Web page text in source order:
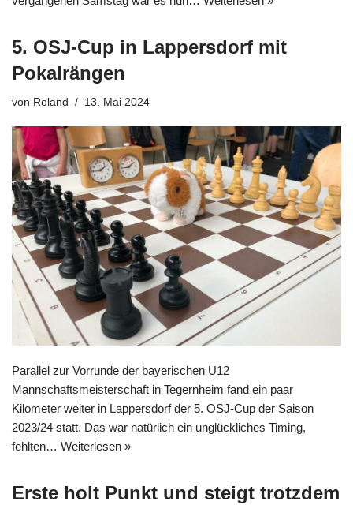
5. OSJ-Cup in Lappersdorf mit
Pokalrängen
von Roland 13. Mai 2024
Parallel zur Vorrunde der bayerischen U12
Mannschaftsmeisterschaft in Tegernheim fand ein paar
Kilometer weiter in Lappersdorf der 5. OSJ-Cup der Saison
2023/24 statt. Das war natürlich ein unglückliches Timing,
fehlten… Weiterlesen »
Erste holt Punkt und steigt trotzdem